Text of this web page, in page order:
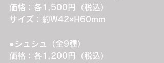
価格：各1,500円（税込）
サイズ：約W42×H60mm
●シュシュ（全9種）
価格：各1,200円（税込）